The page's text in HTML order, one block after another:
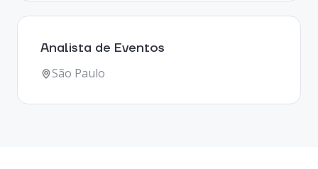
Analista de Eventos
São Paulo